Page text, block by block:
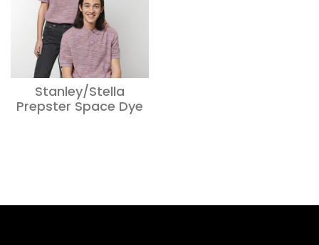
Stanley/Stella
Prepster Space Dye